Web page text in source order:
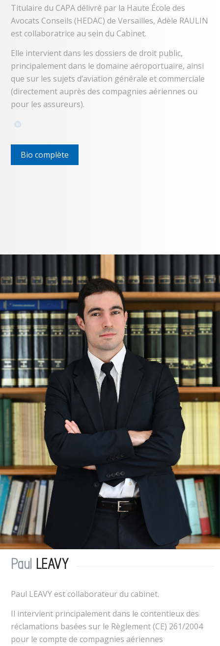
Titulaire du CAPA délivré par la Haute École des
Avocats Conseils (HEDAC) de Versailles, Adèle RAULIN
est collaboratrice au sein du Cabinet.
Elle intervient dans les dossiers de droit public,
principalement dans le domaine aéroportuaire, ainsi
que sur les sujets d’aviation générale et commerciale
(directement auprès des compagnies aériennes ou
pour les assureurs).
Bio complète
PaulLEAVY
Paul LEAVY est collaborateur du cabinet.
Il intervient principalement dans le contentieux des
réclamations basées sur le Règlement (CE) 261/2004
pour le compte de compagnies aériennes